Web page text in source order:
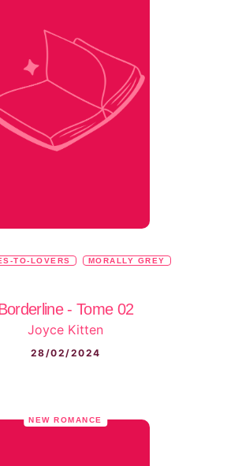
TO-LOVERS MORALLY GREY
- Tome 02
Joyce Kitten
28/02/2024
NEW ROMANCE